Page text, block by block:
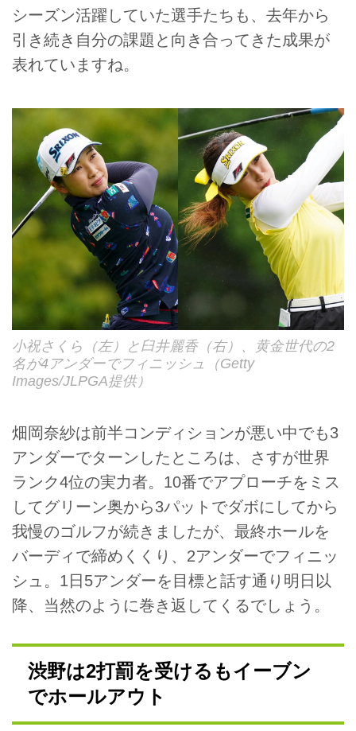
シーズン活躍していた選手たちも、去年から
引き続き自分の課題と向き合ってきた成果が
表れていますね。
小祝さくら（左）と臼井麗香（右）、黄金世代の2
名が4アンダーでフィニッシュ（Getty
Images/JLPGA提供）
畑岡奈紗は前半コンディションが悪い中でも3
アンダーでターンしたところは、さすが世界
ランク4位の実力者。10番でアプローチをミス
してグリーン奥から3パットでダボにしてから
我慢のゴルフが続きましたが、最終ホールを
バーディで締めくくり、2アンダーでフィニッ
シュ。1日5アンダーを目標と話す通り明日以
降、当然のように巻き返してくるでしょう。
渋野は2打罰を受けるもイーブン
でホールアウト